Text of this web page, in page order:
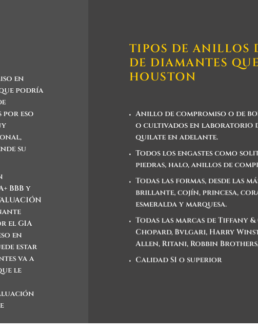
en
que podría
por eso
su
BBB y
el GIA
en
estar
va a
le
TIPOS DE ANILLOS
DE DIAMANTES
HOUSTON
Anillo de compromiso o de
o cultivados en laboratorio
quilate en adelante.
Todos los engastes como
piedras, halo, anillos de
Todas las formas, desde las
brillante, cojín, princesa,
esmeralda y marquesa.
Todas las marcas de Tiffany
Chopard, Bvlgari, Harry
Allen, Ritani, Robbin
Calidad SI o superior